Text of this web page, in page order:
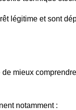
légitime et sont
mieux
notamment :